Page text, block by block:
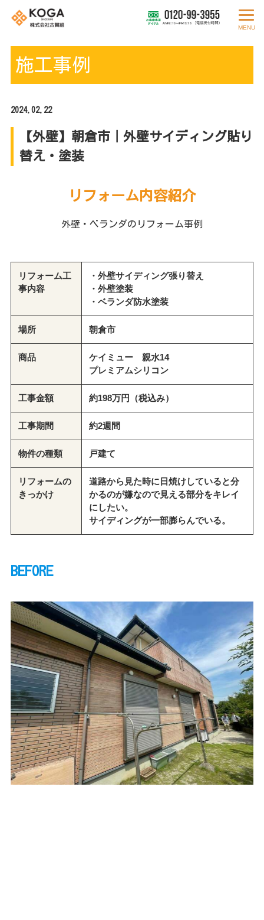
MENU
施工事例
2024.02.22
【外壁】朝倉市｜外壁サイディング貼り
替え・塗装
リフォーム内容紹介
外壁・ベランダのリフォーム事例
リフォーム工
事内容
・外壁サイディング張り替え
・外壁塗装
・ベランダ防水塗装
場所 朝倉市
商品
ケイミュー 親水14
プレミアムシリコン
工事金額 約198万円（税込み）
工事期間 約2週間
物件の種類 戸建て
リフォームの
きっかけ
道路から見た時に日焼けしていると分
かるのが嫌なので見える部分をキレイ
にしたい。
サイディングが一部膨らんでいる。
BEFORE